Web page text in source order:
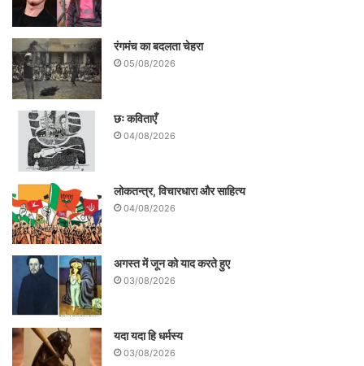
रंगमंच का बदलता चेहरा
05/08/2026
छः कविताएँ
04/08/2026
लोकतन्त्र, विचारधारा और साहित्य
04/08/2026
अगस्त में जून को याद करते हुए
03/08/2026
यदा यदा हि धर्मस्य
03/08/2026